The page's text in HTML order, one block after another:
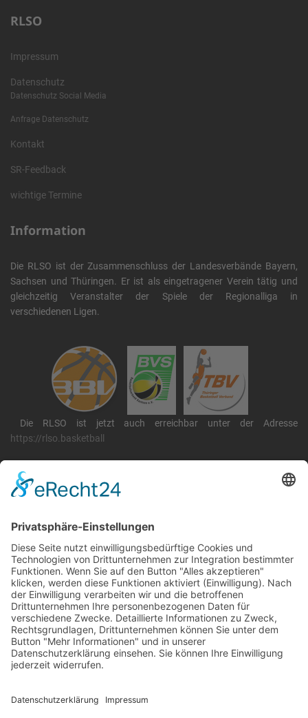
RLSO
Impressum
Datenschutz
Datenschutz Social Media
Anfrage Datenschutz
Kontakt
SR-Feedback
wichtige Termine
Information
Die RLSO ist der Zusammenschluss der Landesverbände Bayern,
Sachsen und Thüringen. Er ist als eingetragener Verein tätig und
gleichzeitig Veranstalter der Spiele der Regionalliga in
verschiedenen Ligen.
Die RLSO ist jetzt auch erreichbar unter der Adresse
https://rlso.basketball
RLSO Minikalender
August 2026
Mo Di Mi Do Fr Sa
So
3127 28 29 30 31 1
2
3310 11 12